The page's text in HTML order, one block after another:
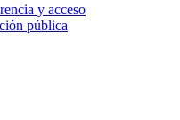
y acceso
pública